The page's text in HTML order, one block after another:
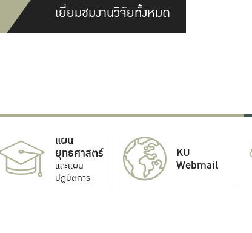
เยี่ยมชมงานวิจัยทั้งหมด
แผน
ยุทธศาสตร์
และแผน
ปฏิบัติการ
KU
Webmail